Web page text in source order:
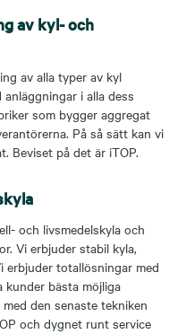
av kyl- och
av alla typer av kyl
i alla dess
som bygger aggregat
På så sätt kan vi
Beviset på det är iTOP.
och livsmedelskyla och
Vi erbjuder stabil kyla,
erbjuder totallösningar med
kunder bästa möjliga
den senaste tekniken
och dygnet runt service